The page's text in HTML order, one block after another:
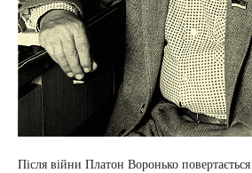
Після війни Платон Воронько